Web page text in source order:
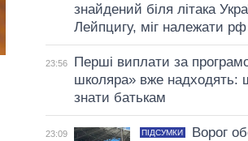
знайдений біля літака
Лейпцигу, міг належати
23:56
Перші виплати за
школяра» вже надходять:
знати батькам
23:09 ПІДСУМКИ
Ворог